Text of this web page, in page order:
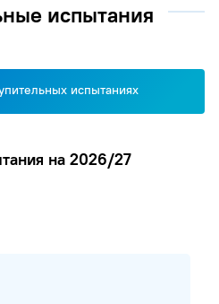
испытания
испытаниях
на 2026/27